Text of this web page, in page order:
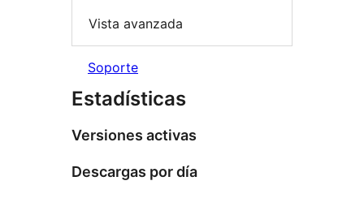
Vista avanzada
Soporte
Estadísticas
Versiones activas
Descargas por día